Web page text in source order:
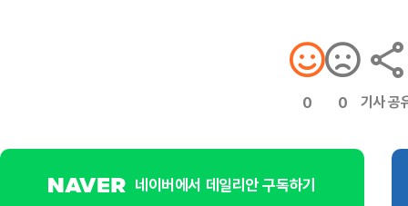
0 0 기사 공
네이버에서 데일리안 구독하기